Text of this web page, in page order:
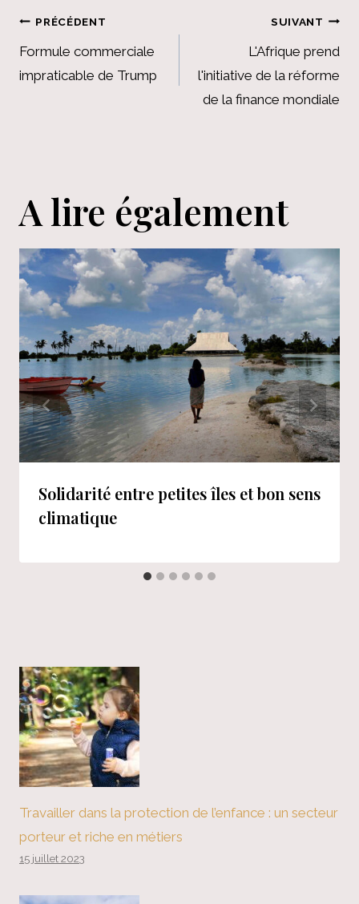
Navigation
de
l’article
PRÉCÉDENT
Formule commerciale
impraticable de Trump
SUIVANT
L'Afrique prend
l'initiative de la réforme
de la finance mondiale
A lire également
Solidarité entre petites îles et bon sens
climatique
Travailler dans la protection de l’enfance : un secteur
porteur et riche en métiers
15 juillet 2023